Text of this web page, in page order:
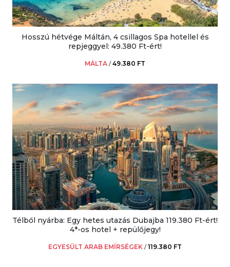
Hosszú hétvége Máltán, 4 csillagos Spa hotellel és
repjeggyel: 49.380 Ft-ért!
MÁLTA /49.380 FT
Télből nyárba: Egy hetes utazás Dubajba 119.380 Ft-ért!
4*-os hotel + repülőjegy!
EGYESÜLT ARAB EMÍRSÉGEK /119.380 FT